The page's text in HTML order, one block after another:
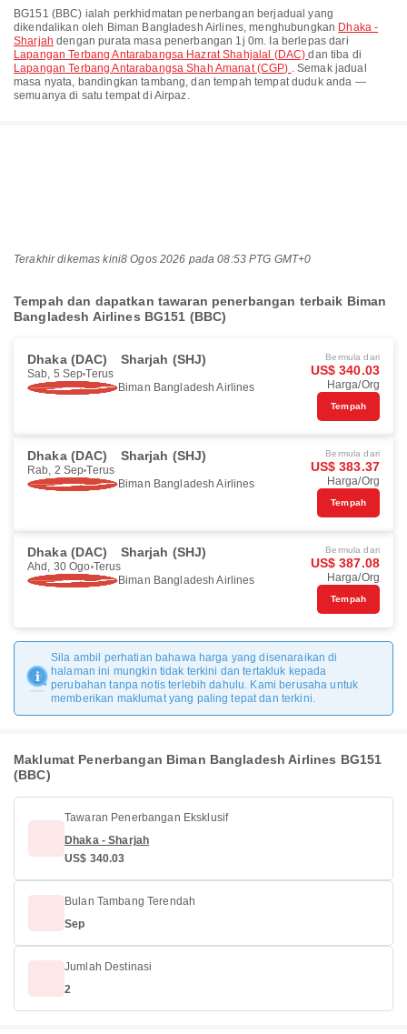
BG151 (BBC) ialah perkhidmatan penerbangan berjadual yang
dikendalikan oleh Biman Bangladesh Airlines, menghubungkan Dhaka -
Sharjah dengan purata masa penerbangan 1j 0m. Ia berlepas dari
Lapangan Terbang Antarabangsa Hazrat Shahjalal (DAC)dan tiba di
Lapangan Terbang Antarabangsa Shah Amanat (CGP) . Semak jadual
masa nyata, bandingkan tambang, dan tempah tempat duduk anda —
semuanya di satu tempat di Airpaz.
Terakhir dikemas kini8 Ogos 2026 pada 08:53 PTG GMT+0
Tempah dan dapatkan tawaran penerbangan terbaik Biman
Bangladesh Airlines BG151 (BBC)
Dhaka (DAC) Sharjah (SHJ)
Sab, 5 Sep Terus
Biman Bangladesh Airlines
Bermula dari
US$ 340.03
Harga/Org
Tempah
Dhaka (DAC) Sharjah (SHJ)
Rab, 2 Sep Terus
Biman Bangladesh Airlines
Bermula dari
US$ 383.37
Harga/Org
Tempah
Dhaka (DAC) Sharjah (SHJ)
Ahd, 30 Ogo Terus
Biman Bangladesh Airlines
Bermula dari
US$ 387.08
Harga/Org
Tempah
Sila ambil perhatian bahawa harga yang disenaraikan di
halaman ini mungkin tidak terkini dan tertakluk kepada
perubahan tanpa notis terlebih dahulu. Kami berusaha untuk
memberikan maklumat yang paling tepat dan terkini.
Maklumat Penerbangan Biman Bangladesh Airlines BG151
(BBC)
Tawaran Penerbangan Eksklusif
Dhaka - Sharjah
US$ 340.03
Bulan Tambang Terendah
Sep
Jumlah Destinasi
2